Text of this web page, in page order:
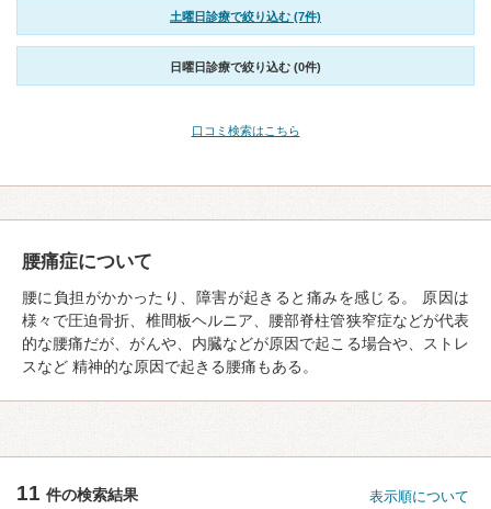
土曜日診療で絞り込む (7件)
日曜日診療で絞り込む (0件)
口コミ検索はこちら
腰痛症について
腰に負担がかかったり、障害が起きると痛みを感じる。 原因は
様々で圧迫骨折、椎間板ヘルニア、腰部脊柱管狭窄症などが代表
的な腰痛だが、がんや、内臓などが原因で起こる場合や、ストレ
スなど 精神的な原因で起きる腰痛もある。
11 件の検索結果 表示順について